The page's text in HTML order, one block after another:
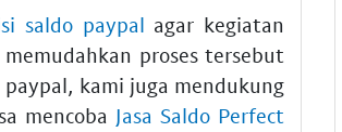
saldo paypal agar kegiatan
proses tersebut
kami juga mendukung
mencoba Jasa Saldo Perfect